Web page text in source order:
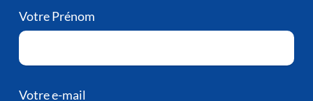
Votre Prénom
Votre e-mail